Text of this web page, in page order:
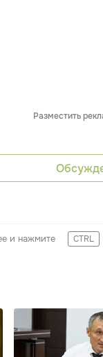
Разместить
и нажмите CTRL